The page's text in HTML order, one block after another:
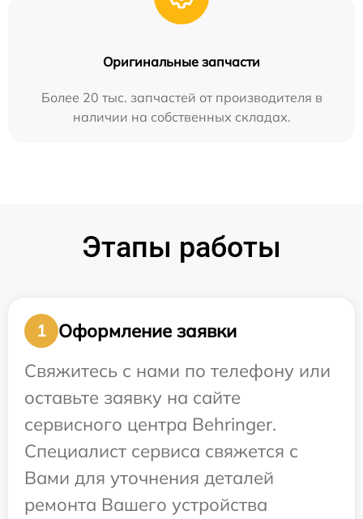
Оригинальные запчасти
Более 20 тыс. запчастей от производителя в
наличии на собственных складах.
Этапы работы
1
Оформление заявки
Свяжитесь с нами по телефону или
оставьте заявку на сайте
сервисного центра Behringer.
Специалист сервиса свяжется с
Вами для уточнения деталей
ремонта Вашего устройства